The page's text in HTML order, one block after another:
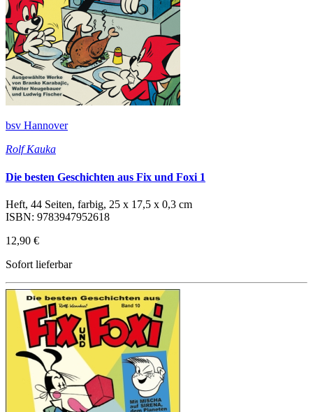
bsv Hannover
Rolf Kauka
Die besten Geschichten aus Fix und Foxi 1
Heft, 44 Seiten, farbig, 25 x 17,5 x 0,3 cm
ISBN: 9783947952618
12,90 €
Sofort lieferbar